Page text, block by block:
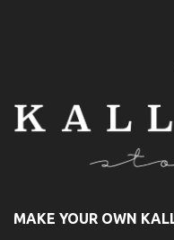
MAKE YOUR OWN